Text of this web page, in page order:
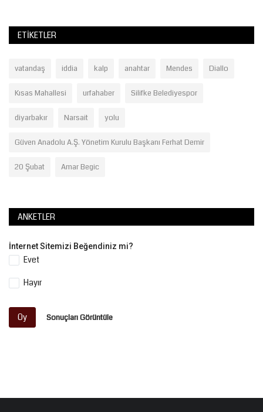
ETIKETLER
vatandaş iddia kalp anahtar Mendes Diallo
Kısas Mahallesi urfahaber Silifke Belediyespor
diyarbakır Narsait yolu
Güven Anadolu A.Ş. Yönetim Kurulu Başkanı Ferhat Demir
20 Şubat Amar Begic
ANKETLER
İnternet Sitemizi Beğendiniz mi?
Evet
Hayır
Oy Sonuçları Görüntüle